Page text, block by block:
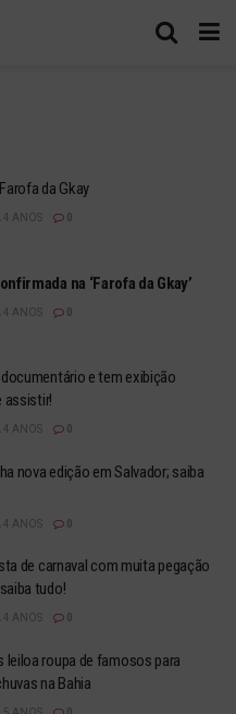
da Gkay
4 ANOS
na ‘Farofa da Gkay’
4 ANOS
e tem exibição
assistir!
4 ANOS
nova edição em Salvador; saiba
4 ANOS
de carnaval com muita pegação
tudo!
4 ANOS
leiloa roupa de famosos para
na Bahia